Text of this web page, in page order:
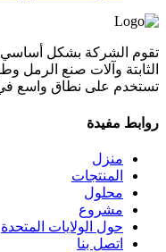
تقوم الشركة بشكل أساسي
الثابتة وآلات صنع الرمل
تستخدم على نطاق واسع في
روابط مفيدة
منزل
المنتجات
محلول
مشروع
حول الولايات المتحدة
اتصل بنا